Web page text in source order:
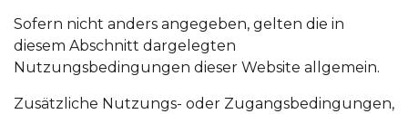
Sofern nicht anders angegeben, gelten die in
diesem Abschnitt dargelegten
Nutzungsbedingungen dieser Website allgemein.
Zusätzliche Nutzungs- oder Zugangsbedingungen,